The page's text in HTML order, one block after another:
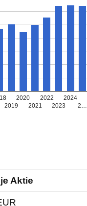
2019
2020
2021
2022
2023
2024
2…
Aktie